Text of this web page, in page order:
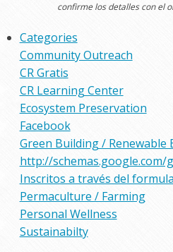
confirme los detalles con el
Categories
Community Outreach
CR Gratis
CR Learning Center
Ecosystem Preservation
Facebook
Green Building / Renewable
http://schemas.google.com/
Inscritos a través del
Permaculture / Farming
Personal Wellness
Sustainabilty